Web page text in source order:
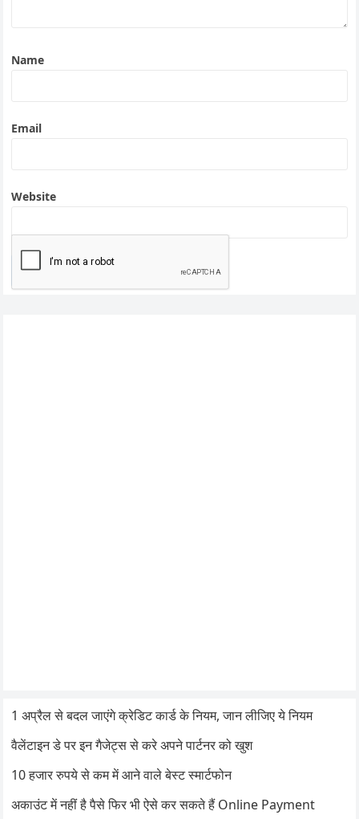
Name
Email
Website
1 अप्रैल से बदल जाएंगे क्रेडिट कार्ड के नियम, जान लीजिए ये नियम
वैलेंटाइन डे पर इन गैजेट्स से करे अपने पार्टनर को खुश
10 हजार रुपये से कम में आने वाले बेस्ट स्मार्टफोन
अकाउंट में नहीं है पैसे फिर भी ऐसे कर सकते हैं Online Payment